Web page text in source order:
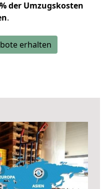
der Umzugskosten
.
erhalten